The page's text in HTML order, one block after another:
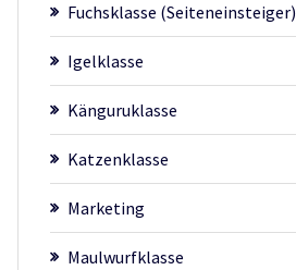
Fuchsklasse (Seiteneinsteiger)
Igelklasse
Känguruklasse
Katzenklasse
Marketing
Maulwurfklasse